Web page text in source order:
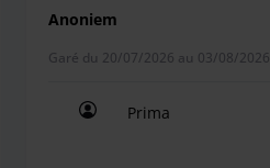
Anoniem
Garé du 20/07/2026 au 03/08/2026
Prima